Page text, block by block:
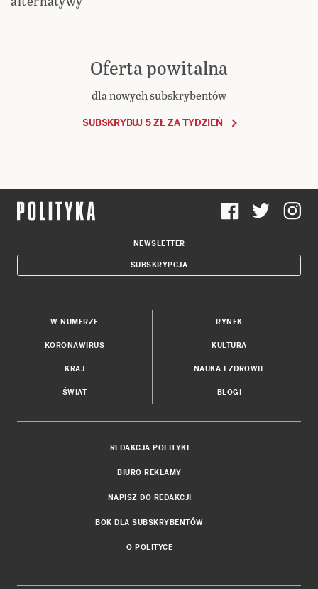
Oferta powitalna
dla nowych subskrybentów
SUBSKRYBUJ 5 ZŁ ZA TYDZIEŃ
NEWSLETTER
SUBSKRYPCJA
W NUMERZE
KORONAWIRUS
KRAJ
ŚWIAT
RYNEK
KULTURA
NAUKA I ZDROWIE
BLOGI
REDAKCJA POLITYKI
BIURO REKLAMY
NAPISZ DO REDAKCJI
BOK DLA SUBSKRYBENTÓW
O POLITYCE